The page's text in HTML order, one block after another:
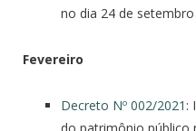
no dia 24 de setembro
Fevereiro
Decreto Nº 002/2021 :